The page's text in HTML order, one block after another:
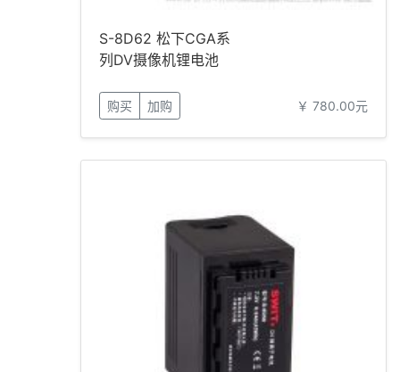
S-8D62 松下CGA系
列DV摄像机锂电池
购买 加购 ￥ 780.00元